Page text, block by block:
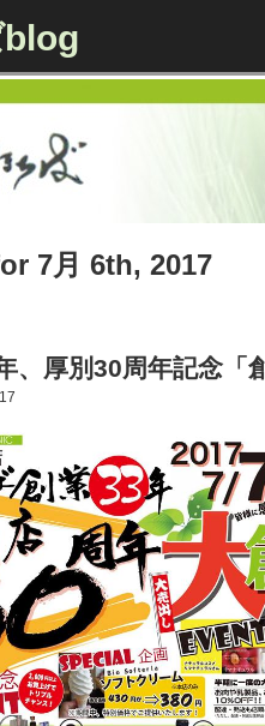
blog
7月 6th, 2017
、厚別30周年記念「